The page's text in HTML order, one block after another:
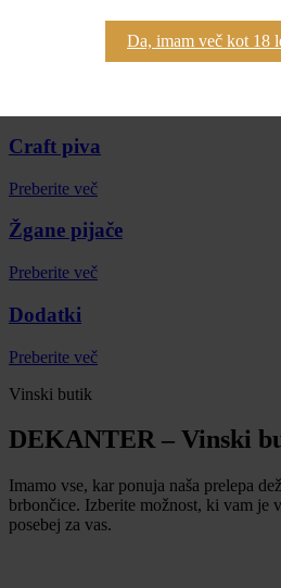
Da, imam več kot 18
Craft piva
Preberite več
Žgane pijače
Preberite več
Dodatki
Preberite več
Vinski butik
DEKANTER – Vinski
Imamo vse, kar ponuja naša prelepa
brbončice. Izberite možnost, ki vam je
posebej za vas.